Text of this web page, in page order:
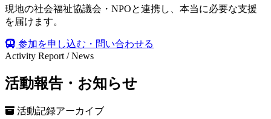
現地の社会福祉協議会・NPOと連携し、本当に必要な支援
を届けます。
参加を申し込む・問い合わせる
Activity Report / News
活動報告・お知らせ
活動記録アーカイブ